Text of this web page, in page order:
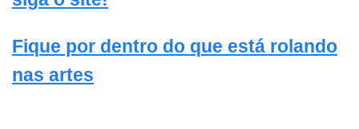
Fique por dentro do que está rolando
nas artes